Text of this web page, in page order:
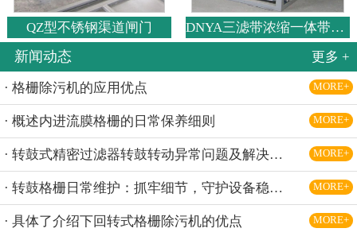
QZ型不锈钢渠道闸门 DNYA三滤带浓缩一体带式压滤机
新闻动态 更多 +
· 格栅除污机的应用优点 MORE+
· 概述内进流膜格栅的日常保养细则 MORE+
· 转鼓式精密过滤器转鼓转动异常问题及解决办法 MORE+
· 转鼓格栅日常维护：抓牢细节，守护设备稳定运行 MORE+
· 具体了介绍下回转式格栅除污机的优点 MORE+